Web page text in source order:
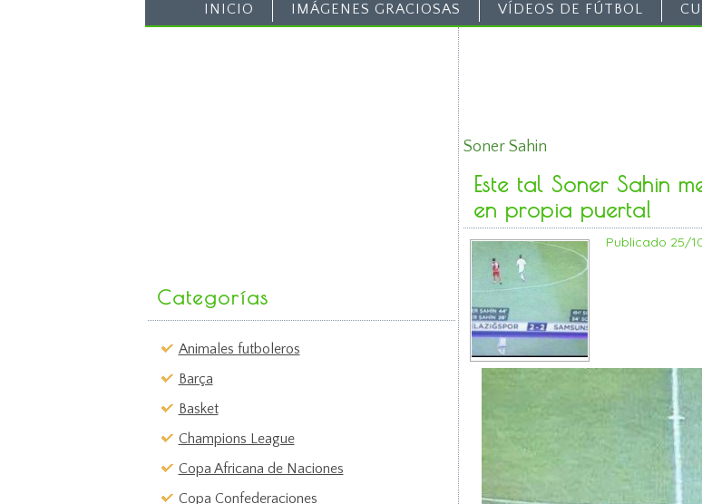
INICIO IMÁGENES GRACIOSAS VÍDEOS DE FÚTBOL
Categorías
Animales futboleros
Barça
Basket
Champions League
Copa Africana de Naciones
Copa Confederaciones
Soner Sahin
Este tal Soner Sahin
en propia puerta!
Publicado 25/